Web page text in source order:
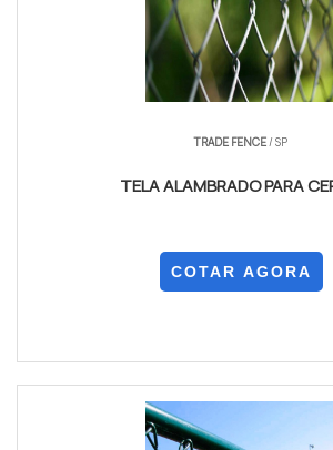
TRADE FENCE/ SP
TELA ALAMBRADO PARA
COTAR AGORA